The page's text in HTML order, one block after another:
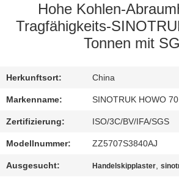
MIT
UNS
BITTE
UM
Hohe Kohlen-
Tragfähigkeits-
Tonnen mit
Herkunftsort: China
Markenname: SINOTRUK HOWO
Zertifizierung: ISO/3C/BV/IFA/SGS
Modellnummer: ZZ5707S3840AJ
Ausgesucht: Handelskipplaster,